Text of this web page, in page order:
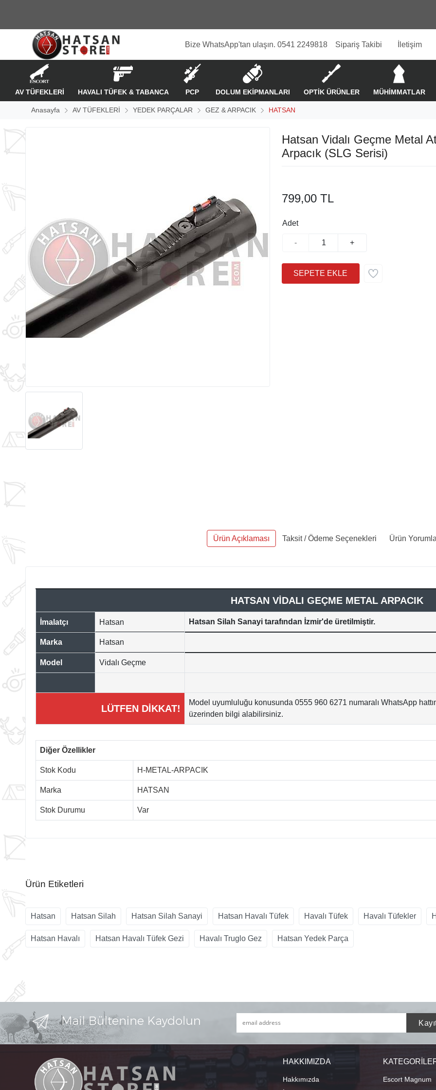
Bize WhatsApp'tan ulaşın. 0541 2249818 Sipariş Takibi İletişim
AV TÜFEKLERİ HAVALI TÜFEK & TABANCA PCP DOLUM EKİPMANLARI OPTİK ÜRÜNLER MÜHİMMATLAR
Anasayfa AV TÜFEKLERİ YEDEK PARÇALAR GEZ & ARPACIK HATSAN
Hatsan Vidalı Geçme Metal
Arpacık (SLG Serisi)
799,00 TL
Adet
- +
Ürün Açıklaması Taksit / Ödeme Seçenekleri Ürün
HATSAN VİDALI GEÇME METAL ARPACIK
İmalatçı Hatsan Hatsan Silah Sanayi tarafından İzmir'de üretilmiştir.
Marka Hatsan
Model Vidalı Geçme
LÜTFEN DİKKAT!
Model uyumluluğu konusunda 0555 960 6271 numaralı WhatsApp
üzerinden bilgi alabilirsiniz.
Diğer Özellikler
Stok Kodu H-METAL-ARPACIK
Marka HATSAN
Stok Durumu Var
Ürün Etiketleri
Hatsan Hatsan Silah Hatsan Silah Sanayi Hatsan Havalı Tüfek Havalı Tüfek Havalı Tüfekler
Hatsan Havalı Hatsan Havalı Tüfek Gezi Havalı Truglo Gez Hatsan Yedek Parça
HAKKIMIZDA
Hakkımızda
Escort Magnum